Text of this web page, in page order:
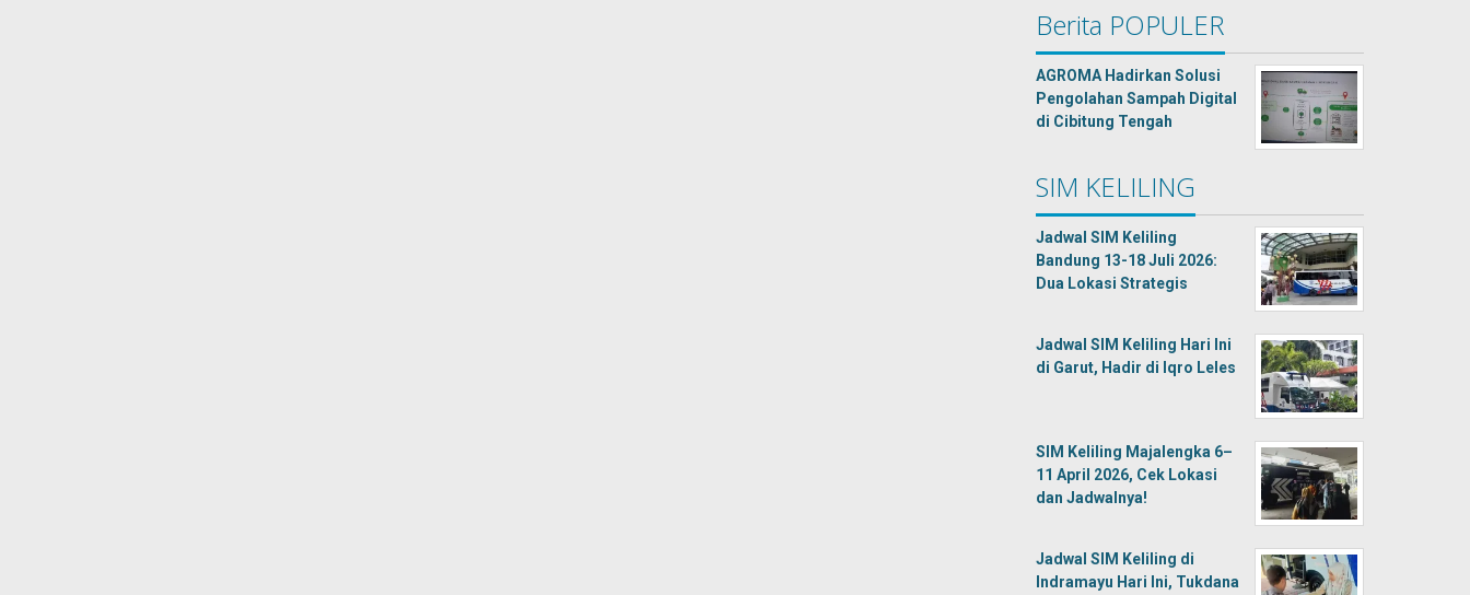
Berita POPULER
AGROMA Hadirkan Solusi
Pengolahan Sampah Digital
di Cibitung Tengah
SIM KELILING
Jadwal SIM Keliling
Bandung 13-18 Juli 2026:
Dua Lokasi Strategis
Jadwal SIM Keliling Hari Ini
di Garut, Hadir di Iqro Leles
SIM Keliling Majalengka 6–
11 April 2026, Cek Lokasi
dan Jadwalnya!
Jadwal SIM Keliling di
Indramayu Hari Ini, Tukdana